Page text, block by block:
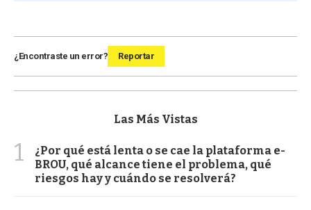
¿Encontraste un error? Reportar
Las Más Vistas
1
¿Por qué está lenta o se cae la plataforma e-
BROU, qué alcance tiene el problema, qué
riesgos hay y cuándo se resolverá?